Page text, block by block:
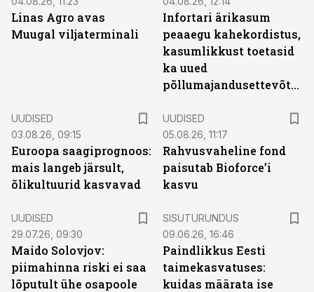
Linas Agro avas
Muugal viljaterminali
Infortari ärikasum
peaaegu kahekordistus,
kasumlikkust toetasid
ka uued
põllumajandusettevõtted
UUDISED
03.08.26, 09:15
Euroopa saagiprognoos:
mais langeb järsult,
õlikultuurid kasvavad
UUDISED
05.08.26, 11:17
Rahvusvaheline fond
paisutab Bioforce’i
kasvu
UUDISED
29.07.26, 09:30
Maido Solovjov:
piimahinna riski ei saa
lõputult ühe osapoole
SISUTURUNDUS
09.06.26, 16:46
Paindlikkus Eesti
taimekasvatuses:
kuidas määrata ise